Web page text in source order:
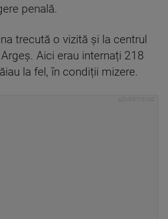
penală.
trecută o vizită și la centrul
Aici erau internați 218
la fel, în condiții mizere.